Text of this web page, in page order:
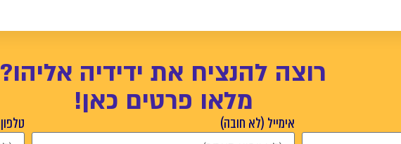
רוצה להנציח את ידידיה אליהו?
מלאו פרטים כאן!
אימייל (לא חובה) טלפון